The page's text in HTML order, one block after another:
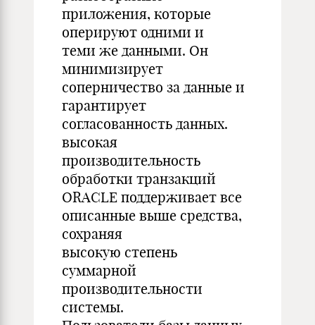
приложения, которые
оперируют одними и
теми же данными. Он
минимизирует
соперничество за данные и
гарантирует
согласованность данных.
высокая
производительность
обработки транзакций
ORACLE поддерживает все
описанные выше средства,
сохраняя
высокую степень
суммарной
производительности
системы.